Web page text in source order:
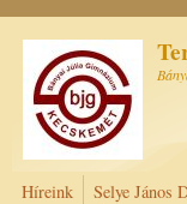
Híreink Selye János